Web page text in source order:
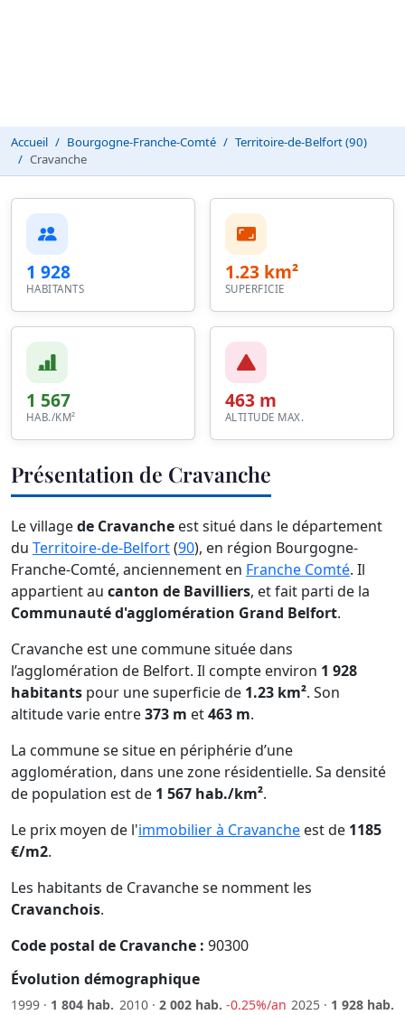
Accueil Bourgogne-Franche-Comté
Territoire-de-Belfort (90)
Cravanche
1 928
HABITANTS
1.23 km²
SUPERFICIE
1 567
HAB./KM²
463 m
ALTITUDE MAX.
Présentation de Cravanche
Le villagede Cravanche est situé dans le département
du Territoire-de-Belfort(90), en région Bourgogne-
Franche-Comté, anciennement en Franche Comté. Il
appartient au canton de Bavilliers, et fait parti de la
Communauté d'agglomération Grand Belfort.
Cravanche est une commune située dans
l’agglomération de Belfort. Il compte environ 1 928
habitants pour une superficie de 1.23 km². Son
altitude varie entre373 m et463 m.
La commune se situe en périphérie d’une
agglomération, dans une zone résidentielle. Sa densité
de population est de 1 567 hab./km².
Le prix moyen de l'immobilier à Cravanche est de 1185
€/m2.
Les habitants de Cravanche se nomment les
Cravanchois.
Code postal de Cravanche : 90300
Évolution démographique
1999 · 1 804 hab. 2010 · 2 002 hab. -0.25%/an 2025 · 1 928 hab.